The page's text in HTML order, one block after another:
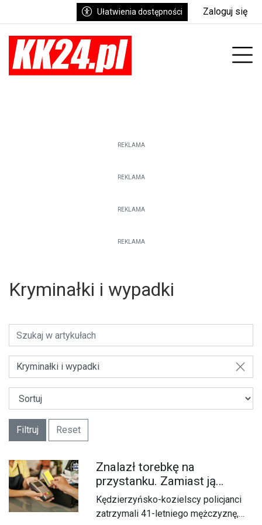
Ułatwienia dostępności Zaloguj się
REKLAMA
REKLAMA
REKLAMA
REKLAMA
Kryminałki i wypadki
Kryminałki i wypadki
Filtruj Reset
Znalazł torebkę na
przystanku. Zamiast ją
oddać, ruszył na zakupy
cudzą kartą
Kędzierzyńsko-kozielscy policjanci
zatrzymali 41-letniego mężczyznę,